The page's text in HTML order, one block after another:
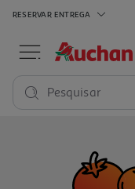
RESERVAR ENTREGA
Pesquisar